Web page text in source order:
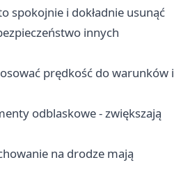
spokojnie i dokładnie usunąć
innych
prędkość do warunków i
odblaskowe - zwiększają
na drodze mają